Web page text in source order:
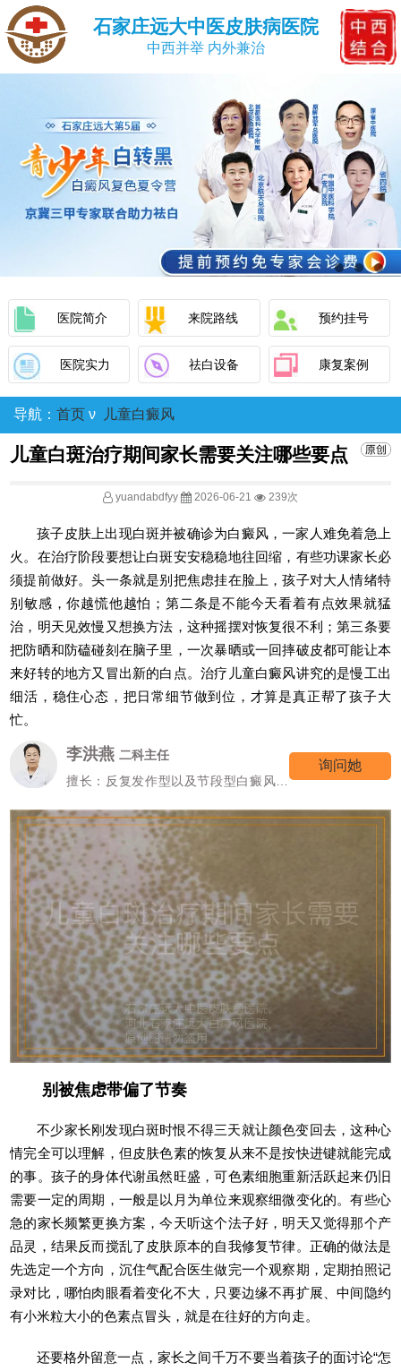
石家庄远大中医皮肤病医院
中西并举 内外兼治
医院简介 来院路线 预约挂号
医院实力 祛白设备 康复案例
导航： 首页 ν 儿童白癜风
儿童白斑治疗期间家长需要关注哪些要点
yuandabdfyy 2026-06-21 239次
孩子皮肤上出现白斑并被确诊为白癜风，一家人难免着急上
火。在治疗阶段要想让白斑安安稳稳地往回缩，有些功课家长必
须提前做好。头一条就是别把焦虑挂在脸上，孩子对大人情绪特
别敏感，你越慌他越怕；第二条是不能今天看着有点效果就猛
治，明天见效慢又想换方法，这种摇摆对恢复很不利；第三条要
把防晒和防磕碰刻在脑子里，一次暴晒或一回摔破皮都可能让本
来好转的地方又冒出新的白点。治疗儿童白癜风讲究的是慢工出
细活，稳住心态，把日常细节做到位，才算是真正帮了孩子大
忙。
高霞 七科主任
擅长：女性/颜面型白癜风的诊治
询问她
别被焦虑带偏了节奏
不少家长刚发现白斑时恨不得三天就让颜色变回去，这种心
情完全可以理解，但皮肤色素的恢复从来不是按快进键就能完成
的事。孩子的身体代谢虽然旺盛，可色素细胞重新活跃起来仍旧
需要一定的周期，一般是以月为单位来观察细微变化的。有些心
急的家长频繁更换方案，今天听这个法子好，明天又觉得那个产
品灵，结果反而搅乱了皮肤原本的自我修复节律。正确的做法是
先选定一个方向，沉住气配合医生做完一个观察期，定期拍照记
录对比，哪怕肉眼看着变化不大，只要边缘不再扩展、中间隐约
有小米粒大小的色素点冒头，就是在往好的方向走。
还要格外留意一点，家长之间千万不要当着孩子的面讨论“怎